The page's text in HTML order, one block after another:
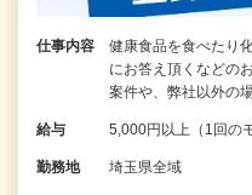
仕事内容
健康食品を食べたり
にお答え頂くなどの
案件や、弊社以外の
給与 5,000円以上（1回の
勤務地 埼玉県全域